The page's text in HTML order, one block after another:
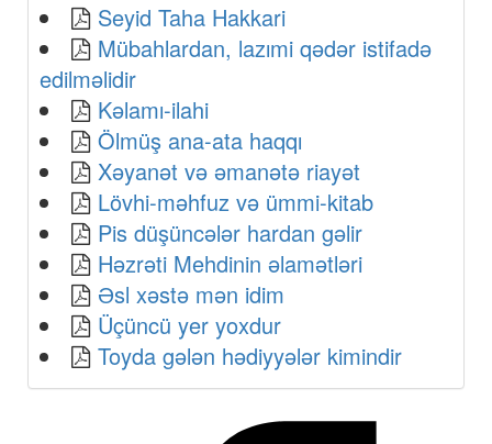
Seyid Taha Hakkari
Mübahlardan, lazımi qədər istifadə
edilməlidir
Kəlamı-ilahi
Ölmüş ana-ata haqqı
Xəyanət və əmanətə riayət
Lövhi-məhfuz və ümmi-kitab
Pis düşüncələr hardan gəlir
Həzrəti Mehdinin əlamətləri
Əsl xəstə mən idim
Üçüncü yer yoxdur
Toyda gələn hədiyyələr kimindir